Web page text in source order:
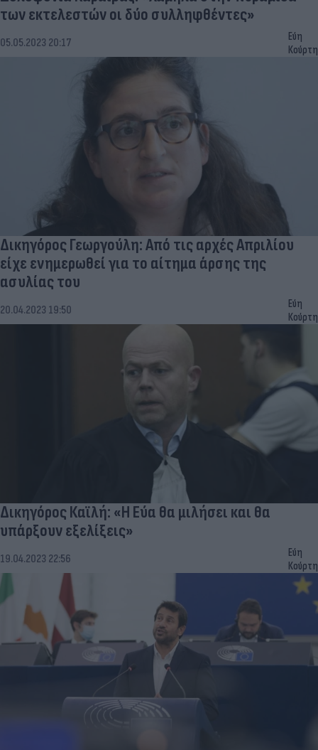
των εκτελεστών οι δύο συλληφθέντες»
05.05.2023 20:17
Εύη
Κούρτη
Δικηγόρος Γεωργούλη: Από τις αρχές Απριλίου
είχε ενημερωθεί για το αίτημα άρσης της
ασυλίας του
20.04.2023 19:50
Εύη
Κούρτη
Δικηγόρος Καϊλή: «Η Εύα θα μιλήσει και θα
υπάρξουν εξελίξεις»
19.04.2023 22:56
Εύη
Κούρτη